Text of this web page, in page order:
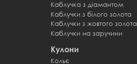
Каблучка з діамантом
Каблучки з білого золота
Каблучки з жовтого золота
Каблучки на заручини
Кулони
Кольє